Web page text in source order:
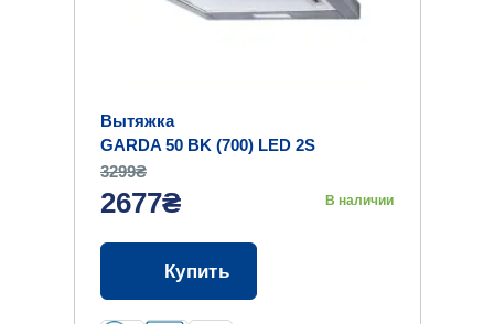
Вытяжка
GARDA 50 BK (700) LED 2S
3299₴
2677₴ В наличии
Купить